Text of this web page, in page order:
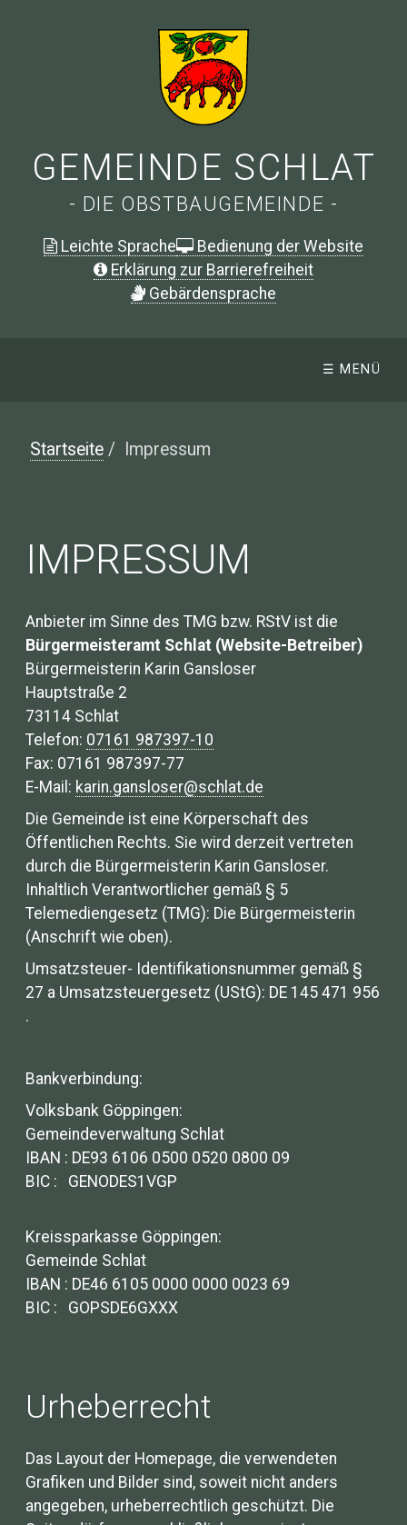
GEMEINDE SCHLAT
- DIE OBSTBAUGEMEINDE -
Leichte Sprache
Bedienung der Website
Erklärung zur Barrierefreiheit
Gebärdensprache
☰ MENÜ
Startseite / Impressum
IMPRESSUM
Anbieter im Sinne des TMG bzw. RStV ist die
Bürgermeisteramt Schlat (Website-Betreiber)
Bürgermeisterin Karin Gansloser
Hauptstraße 2
73114 Schlat
Telefon: 07161 987397-10
Fax: 07161 987397-77
E-Mail: karin.gansloser@schlat.de
Die Gemeinde ist eine Körperschaft des
Öffentlichen Rechts. Sie wird derzeit vertreten
durch die Bürgermeisterin Karin Gansloser.
Inhaltlich Verantwortlicher gemäß § 5
Telemediengesetz (TMG): Die Bürgermeisterin
(Anschrift wie oben).
Umsatzsteuer- Identifikationsnummer gemäß §
27 a Umsatzsteuergesetz (UStG): DE 145 471 956
.
Bankverbindung:
Volksbank Göppingen:
Gemeindeverwaltung Schlat
IBAN : DE93 6106 0500 0520 0800 09
BIC : GENODES1VGP
Kreissparkasse Göppingen:
Gemeinde Schlat
IBAN : DE46 6105 0000 0000 0023 69
BIC : GOPSDE6GXXX
Urheberrecht
Das Layout der Homepage, die verwendeten
Grafiken und Bilder sind, soweit nicht anders
angegeben, urheberrechtlich geschützt. Die